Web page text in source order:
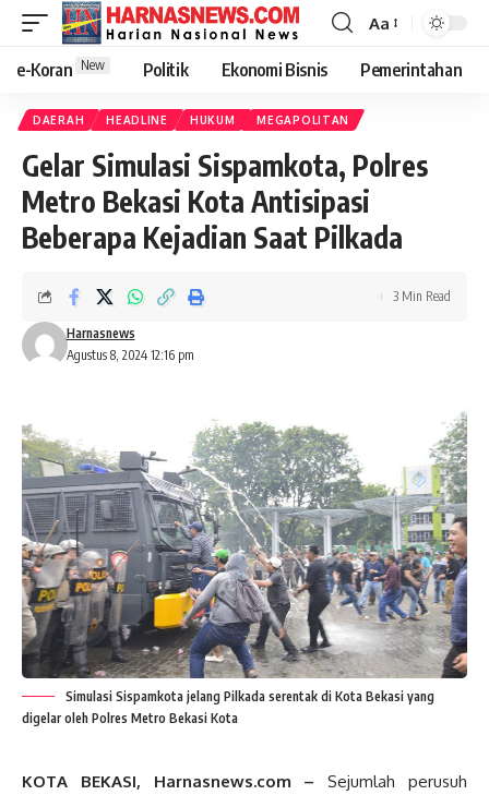
Aa
e-Koran New Politik Ekonomi Bisnis Pemerintahan
DAERAH HEADLINE HUKUM MEGAPOLITAN
Gelar Simulasi Sispamkota, Polres
Metro Bekasi Kota Antisipasi
Beberapa Kejadian Saat Pilkada
Agustus 8, 2024 12:16 pm
Harnasnews
3 Min Read
Simulasi Sispamkota jelang Pilkada serentak di Kota Bekasi yang
digelar oleh Polres Metro Bekasi Kota
KOTA BEKASI, Harnasnews.com – Sejumlah perusuh